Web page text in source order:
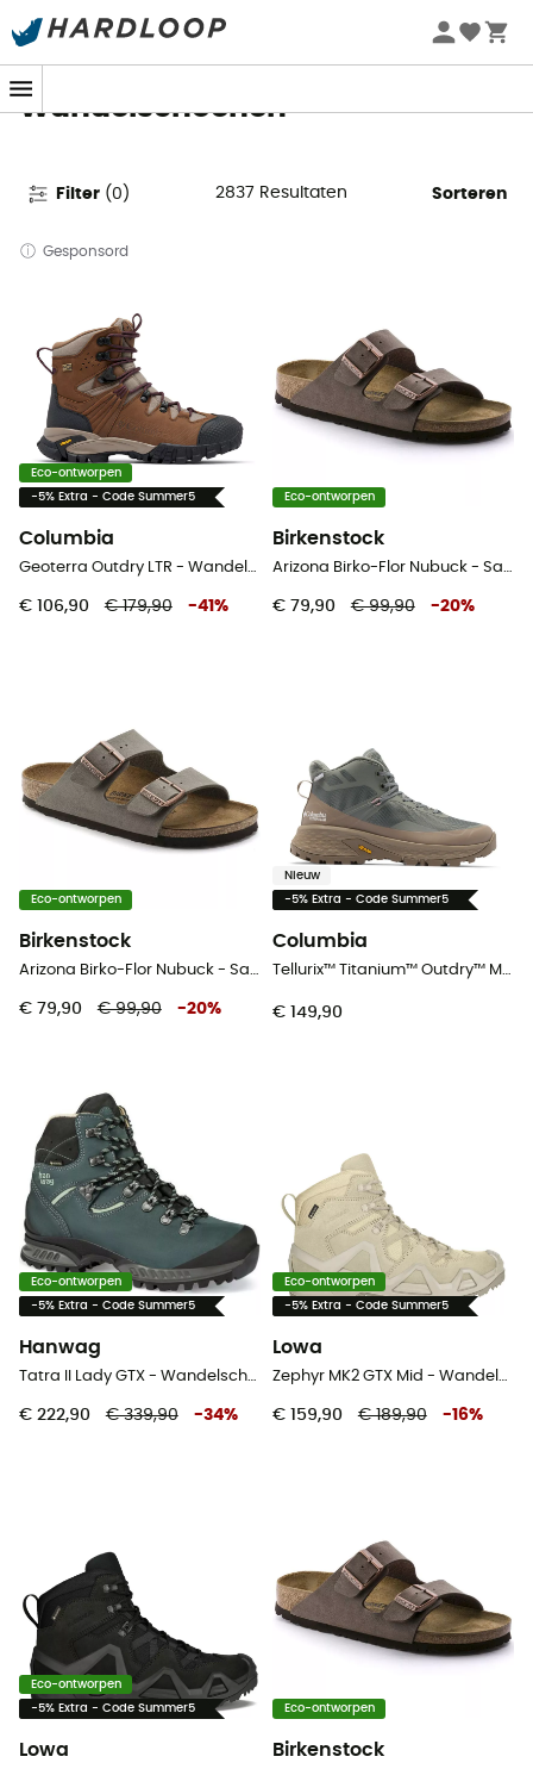
Zomeraanbiedingen 🔥 -5% EXTRA vanaf 2 producten* met
Wandelschoenen
Filter (0 ) 2837 Resultaten Sorteren
Gesponsord
Eco-ontworpen
-5% Extra - Code Summer5
Columbia
Geoterra Outdry LTR - Wandelschoenen - Dames
€ 106,90 € 179,90 -41 %
Eco-ontworpen
Birkenstock
Arizona Birko-Flor Nubuck - Sandalen
€ 79,90 € 99,90 -20%
Eco-ontworpen
Birkenstock
Arizona Birko-Flor Nubuck - Sandalen
€ 79,90 € 99,90 -20%
Nieuw
-5% Extra - Code Summer5
Columbia
Tellurix™ Titanium™ Outdry™ Mid - Wandelschoenen - Dames
€ 149,90
Eco-ontworpen
-5% Extra - Code Summer5
Hanwag
Tatra II Lady GTX - Wandelschoenen Dames
€ 222,90 € 339,90 -34%
Eco-ontworpen
-5% Extra - Code Summer5
Lowa
Zephyr MK2 GTX Mid - Wandelschoenen
€ 159,90 € 189,90 -16%
Eco-ontworpen
-5% Extra - Code Summer5
Lowa
Eco-ontworpen
Birkenstock